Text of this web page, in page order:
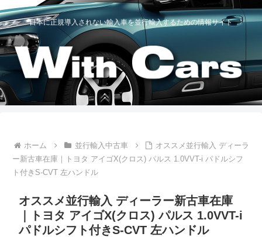
日本に正規導入されない輸入車を並行輸入するための情報サイト
ホーム 並行輸入中古車
オススメ並行輸入 ディーラ
ー新古車在庫｜トヨタ アイゴX(クロス) パルス 1.0VVT-i パドルシフ
ト付きS-CVT 左ハンドル
オススメ並行輸入 ディーラー新古車在庫
｜トヨタ アイゴX(クロス) パルス 1.0VVT-i
パドルシフト付きS-CVT 左ハンドル